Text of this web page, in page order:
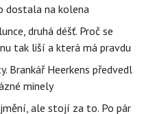
dostala na kolena
druhá déšť. Proč se
tak liší a která má pravdu
Brankář Heerkens předvedl
minely
ale stojí za to. Po pár